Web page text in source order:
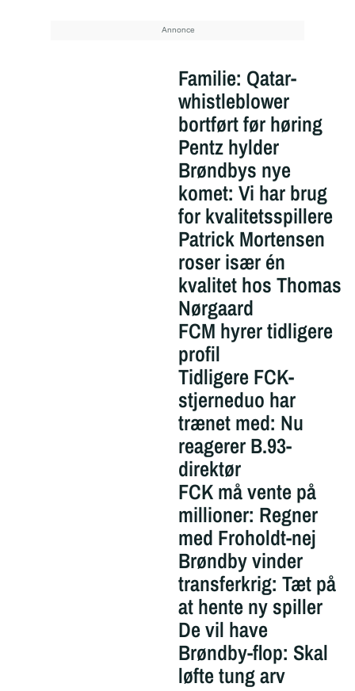
Familie: Qatar-
whistleblower
bortført før høring
Pentz hylder
Brøndbys nye
komet: Vi har brug
for kvalitetsspillere
Patrick Mortensen
roser især én
kvalitet hos Thomas
Nørgaard
FCM hyrer tidligere
profil
Tidligere FCK-
stjerneduo har
trænet med: Nu
reagerer B.93-
direktør
FCK må vente på
millioner: Regner
med Froholdt-nej
Brøndby vinder
transferkrig: Tæt på
at hente ny spiller
De vil have
Brøndby-flop: Skal
løfte tung arv